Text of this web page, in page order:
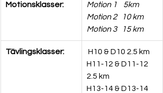
Motionsklasser:
Motion 1    5km
Motion 2   10 km
Motion 3   15 km
Tävlingsklasser:
H10 & D10 2.5 km
H11-12 & D11-12
2.5 km
H13-14 & D13-14